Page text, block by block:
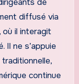
de
diffusé via
il interagit
Il ne s’appuie
continue